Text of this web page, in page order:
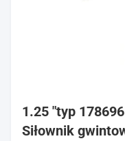
1.25 "typ
Siłownik